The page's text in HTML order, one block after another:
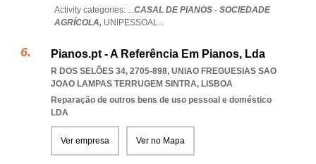
Activity categories: ...CASAL DE PIANOS - SOCIEDADE
AGRÍCOLA, UNIPESSOAL...
Pianos.pt - A Referência Em Pianos, Lda
R DOS SELÕES 34, 2705-898, UNIAO FREGUESIAS SAO
JOAO LAMPAS TERRUGEM SINTRA, LISBOA
Reparação de outros bens de uso pessoal e doméstico
LDA
Ver empresa Ver no Mapa